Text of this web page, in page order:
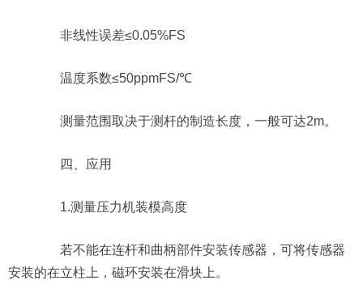
非线性误差≤0.05%FS
温度系数≤50ppmFS/℃
测量范围取决于测杆的制造长度，一般可达2m。
四、应用
1.测量压力机装模高度
若不能在连杆和曲柄部件安装传感器，可将传感器
安装的在立柱上，磁环安装在滑块上。